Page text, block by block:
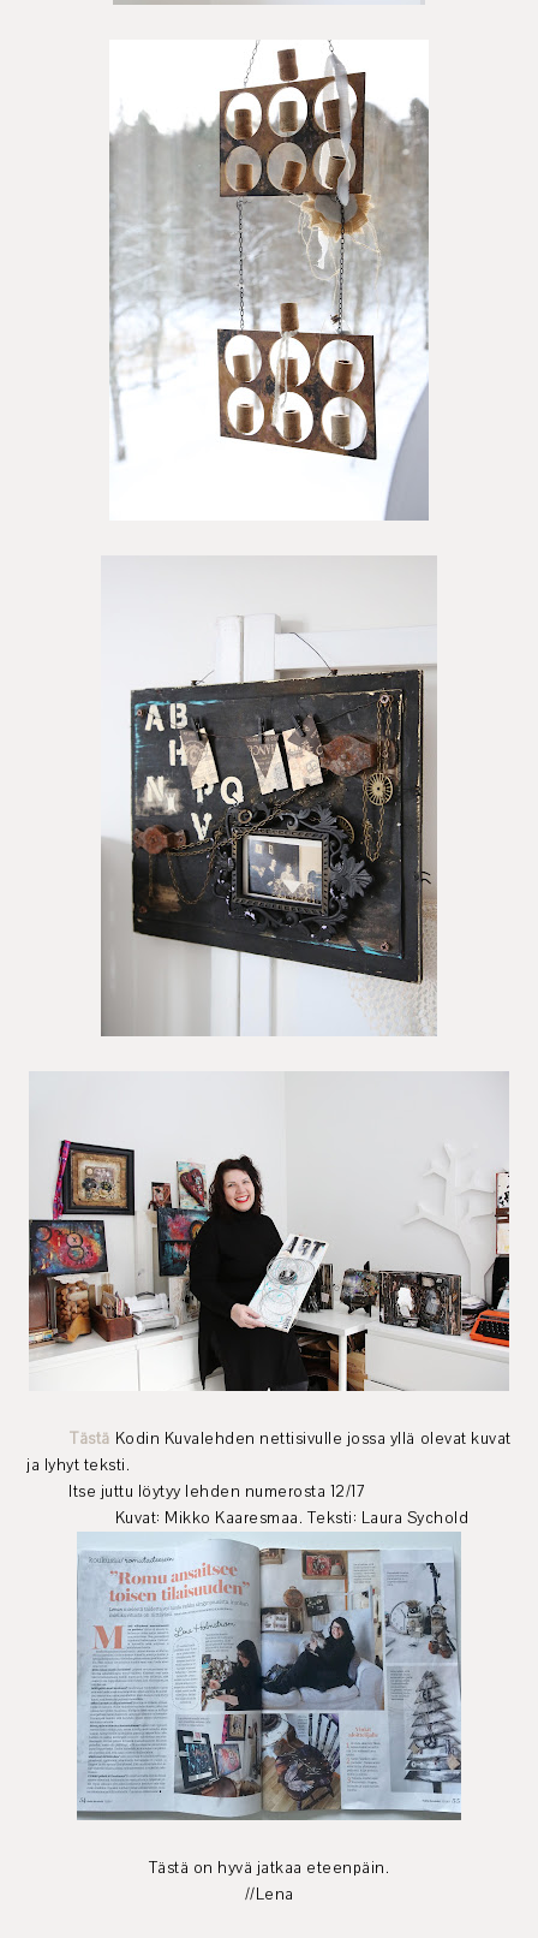
Tästä Kodin Kuvalehden nettisivulle jossa yllä olevat kuvat
ja lyhyt teksti.
Itse juttu löytyy lehden numerosta 12/17
Kuvat: Mikko Kaaresmaa. Teksti: Laura Sychold
Tästä on hyvä jatkaa eteenpäin.
//Lena